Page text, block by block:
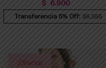
$ 6.900
Transferencia 5% Off: $6,555
¡Oferta!